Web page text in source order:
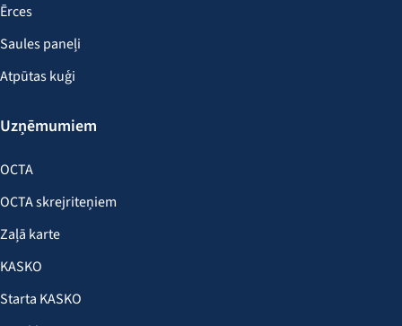
Ērces
Saules paneļi
Atpūtas kuģi
Uzņēmumiem
OCTA
OCTA skrejriteņiem
Zaļā karte
KASKO
Starta KASKO